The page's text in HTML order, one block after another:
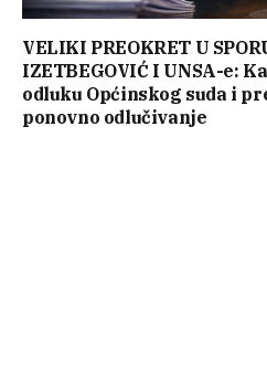
VELIKI PREOKRET U
IZETBEGOVIĆ I UNSA-e:
odluku Općinskog suda i
ponovno odlučivanje